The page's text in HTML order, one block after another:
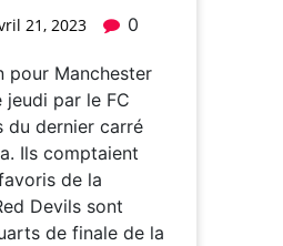
21, 2023 0
pour Manchester
jeudi par le FC
du dernier carré
Ils comptaient
de la
Devils sont
de finale de la